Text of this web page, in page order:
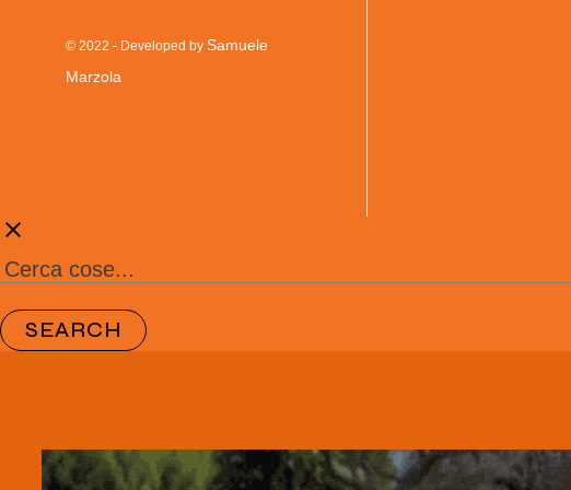
© 2022 - Developed by Samuele
Marzola
clear
SEARCH